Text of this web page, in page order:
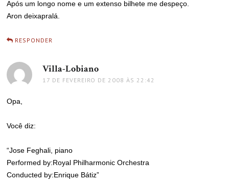
Após um longo nome e um extenso bilhete me despeço.
Aron deixapralá.
RESPONDER
Villa-Lobiano
17 DE FEVEREIRO DE 2008 ÀS 22:42
Opa,
Você diz:
“Jose Feghali, piano
Performed by:Royal Philharmonic Orchestra
Conducted by:Enrique Bátiz”